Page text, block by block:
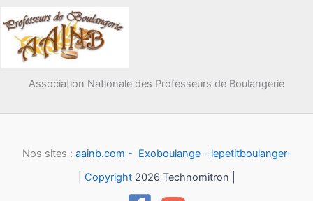
Association Nationale des Professeurs de Boulangerie
Nos sites : aainb.com - Exoboulange - lepetitboulanger-
Copyright2026 Technomitron |